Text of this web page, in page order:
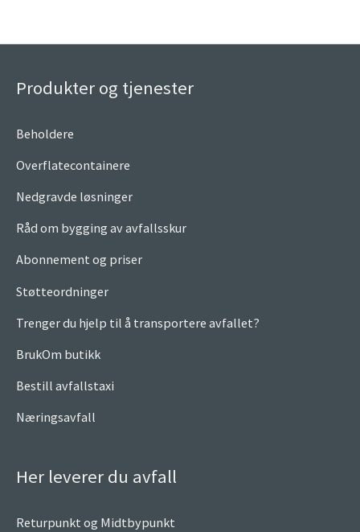
Produkter og tjenester
Beholdere
Overflatecontainere
Nedgravde løsninger
Råd om bygging av avfallsskur
Abonnement og priser
Støtteordninger
Trenger du hjelp til å transportere avfallet?
BrukOm butikk
Bestill avfallstaxi
Næringsavfall
Her leverer du avfall
Returpunkt og Midtbypunkt